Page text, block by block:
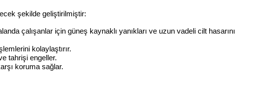
şekilde geliştirilmiştir:
çalışanlar için güneş kaynaklı yanıkları ve uzun vadeli cilt hasarını
kolaylaştırır.
tahrişi engeller.
koruma sağlar.